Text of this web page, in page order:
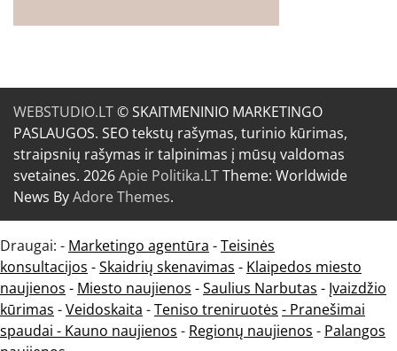
WEBSTUDIO.LT© SKAITMENINIO MARKETINGO
PASLAUGOS. SEO tekstų rašymas, turinio kūrimas,
straipsnių rašymas ir talpinimas į mūsų valdomas
svetaines. 2026Apie Politika.LTTheme: Worldwide
News ByAdore Themes.
Draugai: - Marketingo agentūra -Teisinės
konsultacijos -Skaidrių skenavimas - Klaipedos miesto
naujienos - Miesto naujienos -Saulius Narbutas - Įvaizdžio
kūrimas -Veidoskaita -Teniso treniruotės - Pranešimai
spaudai - Kauno naujienos - Regionų naujienos - Palangos